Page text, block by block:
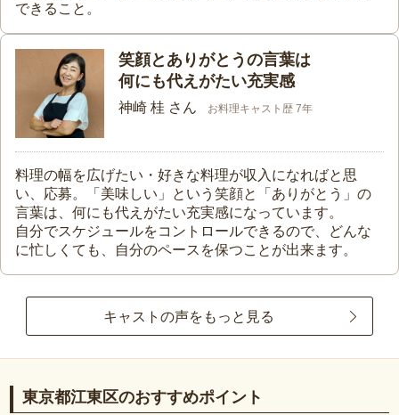
できること。
笑顔とありがとうの言葉は
何にも代えがたい充実感
神崎 桂 さん お料理キャスト歴 7年
料理の幅を広げたい・好きな料理が収入になればと思
い、応募。「美味しい」という笑顔と「ありがとう」の
言葉は、何にも代えがたい充実感になっています。
自分でスケジュールをコントロールできるので、どんな
に忙しくても、自分のペースを保つことが出来ます。
キャストの声をもっと見る
東京都江東区のおすすめポイント